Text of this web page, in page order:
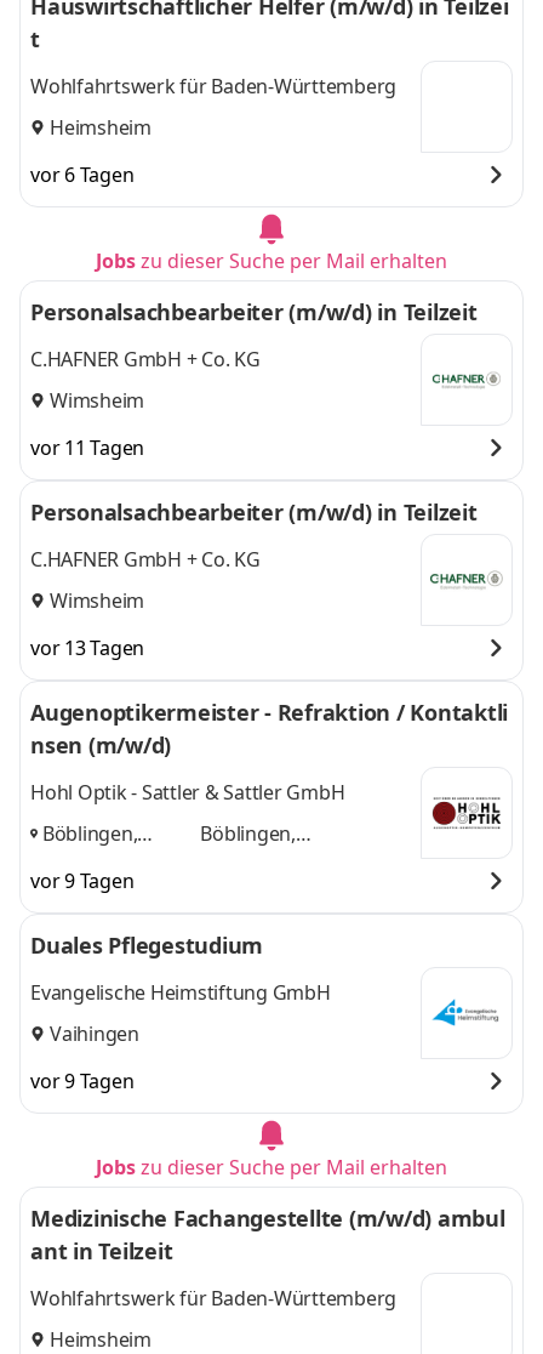
Hauswirtschaftlicher Helfer (m/w/d) in Teilzei
t
Wohlfahrtswerk für Baden-Württemberg
Heimsheim
vor 6 Tagen
Jobszu dieser Suche per Mail erhalten
Personalsachbearbeiter (m/w/d) in Teilzeit
C.HAFNER GmbH + Co. KG
Wimsheim
vor 11 Tagen
Personalsachbearbeiter (m/w/d) in Teilzeit
C.HAFNER GmbH + Co. KG
Wimsheim
vor 13 Tagen
Augenoptikermeister - Refraktion / Kontaktli
nsen (m/w/d)
Hohl Optik - Sattler & Sattler GmbH
Böblingen,
Renningen
Böblingen,
weitere
vor 9 Tagen
Duales Pflegestudium
Evangelische Heimstiftung GmbH
Vaihingen
vor 9 Tagen
Jobszu dieser Suche per Mail erhalten
Medizinische Fachangestellte (m/w/d) ambul
ant in Teilzeit
Wohlfahrtswerk für Baden-Württemberg
Heimsheim